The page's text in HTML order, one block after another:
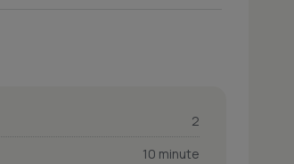
2
10 minute